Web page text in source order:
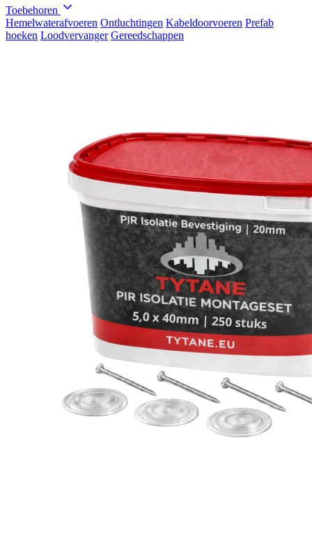
Toebehoren
Hemelwaterafvoeren Ontluchtingen Kabeldoorvoeren Prefab
hoeken Loodvervanger Gereedschappen